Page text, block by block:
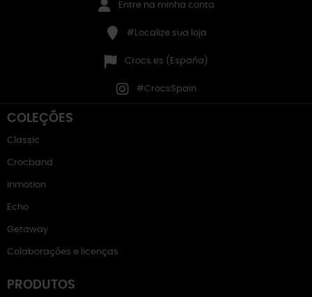
Entre na minha conta
#Localize sua loja
Crocs.es (España)
#CrocsSpain
COLEÇÕES
Classic
Crocband
Inmotion
Echo
Getaway
Colaborações e licenças
PRODUTOS